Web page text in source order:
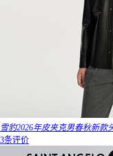
雪豹2026年皮夹克男春秋新款
3条评价